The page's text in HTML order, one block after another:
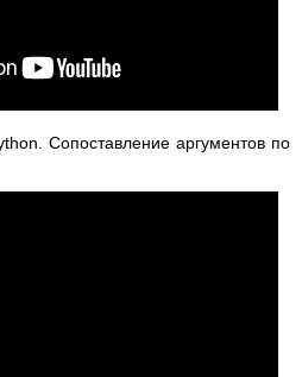
Сопоставление аргументов по